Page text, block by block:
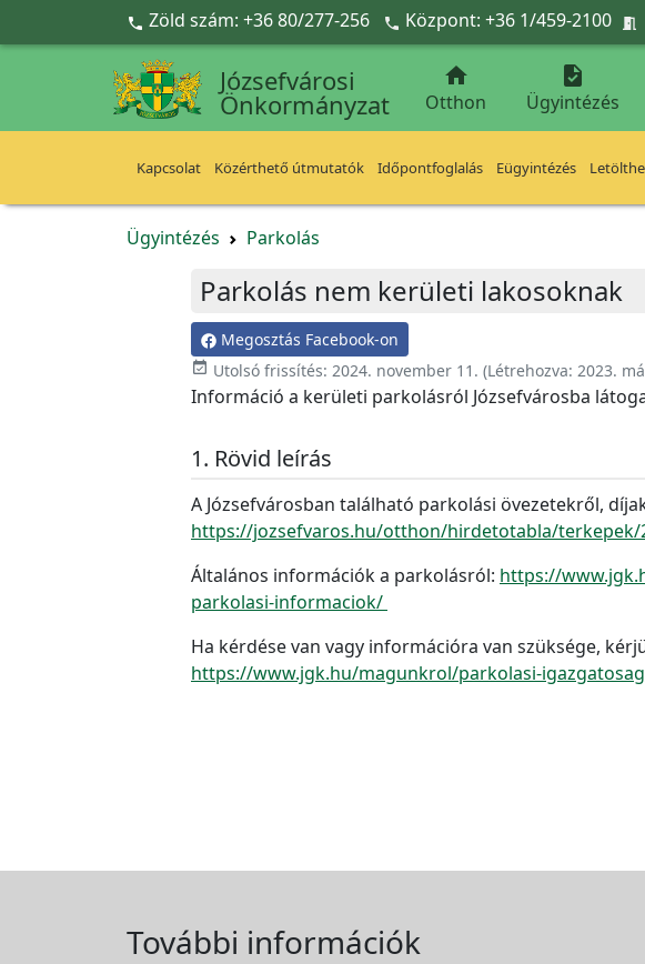
Ugrás a fő tartalomra
 Zöld szám: +36 80/277-256  Központ: +36 1/459-2100 
Józsefvárosi
Önkormányzat

Otthon

Ügyintézés
Kapcsolat Közérthető útmutatók Időpontfoglalás Eügyintézés
Ügyintézés Parkolás
Parkolás nem kerületi lakosoknak
Megosztás Facebook-on
event_available Utolsó frissítés: 2024. november 11. (Létrehozva: 2023.
Információ a kerületi parkolásról Józsefvárosba
Rövid leírás
A Józsefvárosban található parkolási övezetekről,
https://jozsefvaros.hu/otthon/hirdetotabla/
Általános információk a parkolásról: https://
parkolasi-informaciok/
Ha kérdése van vagy információra van szüksége,
https://www.jgk.hu/magunkrol/parkolasi-
További információk